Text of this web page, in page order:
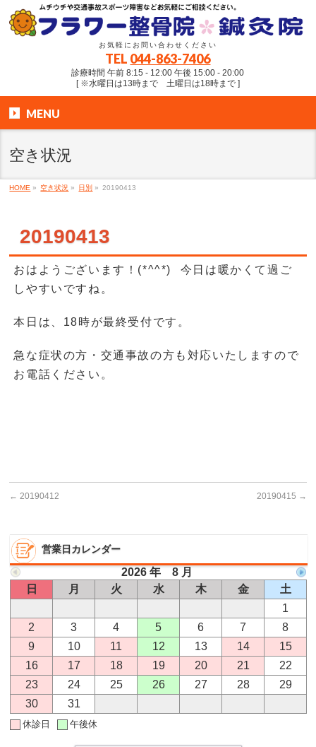
お気軽にお問い合わせください
TEL 044-863-7406
診療時間 午前 8:15 - 12:00 午後 15:00 - 20:00
[ ※水曜日は13時まで 土曜日は18時まで ]
MENU
空き状況
HOME » 空き状況 » 日別 » 20190413
20190413
おはようございます！(*^^*) 今日は暖かくて過ご
しやすいですね。
本日は、18時が最終受付です。
急な症状の方・交通事故の方も対応いたしますので
お電話ください。
← 20190412 20190415 →
営業日カレンダー
2026 年 8 月
日
月 火 水 木 金
土
1
2
3 4 5 6 7
8
9
10 11 12 13 14
15
16
17 18 19 20 21
22
23
24 25 26 27 28
29
30
31
休診日 午後休